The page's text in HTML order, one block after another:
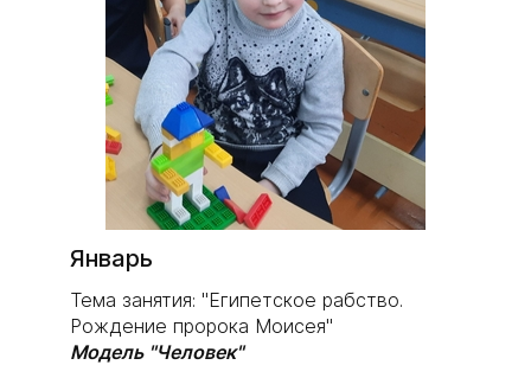
Январь
Тема занятия: "Египетское рабство.
Рождение пророка Моисея"
Модель "Человек"